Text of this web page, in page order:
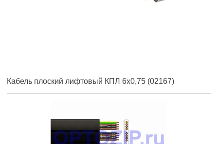
Кабель плоский лифтовый КПЛ 6х0,75 (02167)